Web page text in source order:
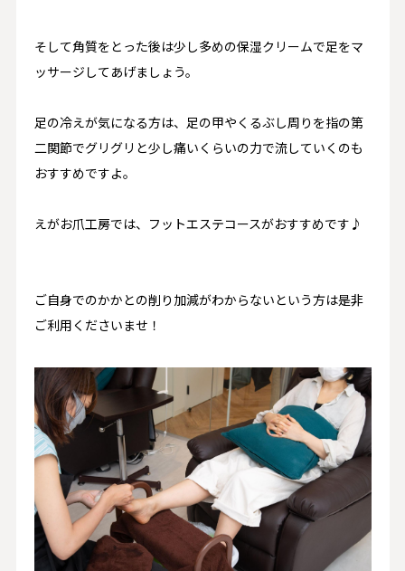
そして角質をとった後は少し多めの保湿クリームで足をマ
ッサージ してあげましょう。
足の冷えが気になる方は、 足の甲やくるぶし周りを指の第
二関節でグリグリと少し痛いくらいの力で流していく のも
おすすめですよ。
えがお爪工房では、フットエステコースがおすすめです♪
ご自身でのかかとの削り加減がわからないという方は是非
ご利用くださいませ！